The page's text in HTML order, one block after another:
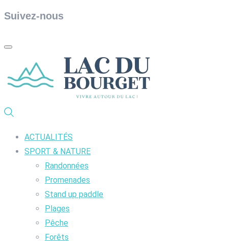
Suivez-nous
ACTUALITÉS
SPORT & NATURE
Randonnées
Promenades
Stand up paddle
Plages
Pêche
Forêts